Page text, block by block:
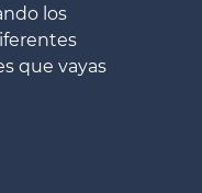
los
que vayas